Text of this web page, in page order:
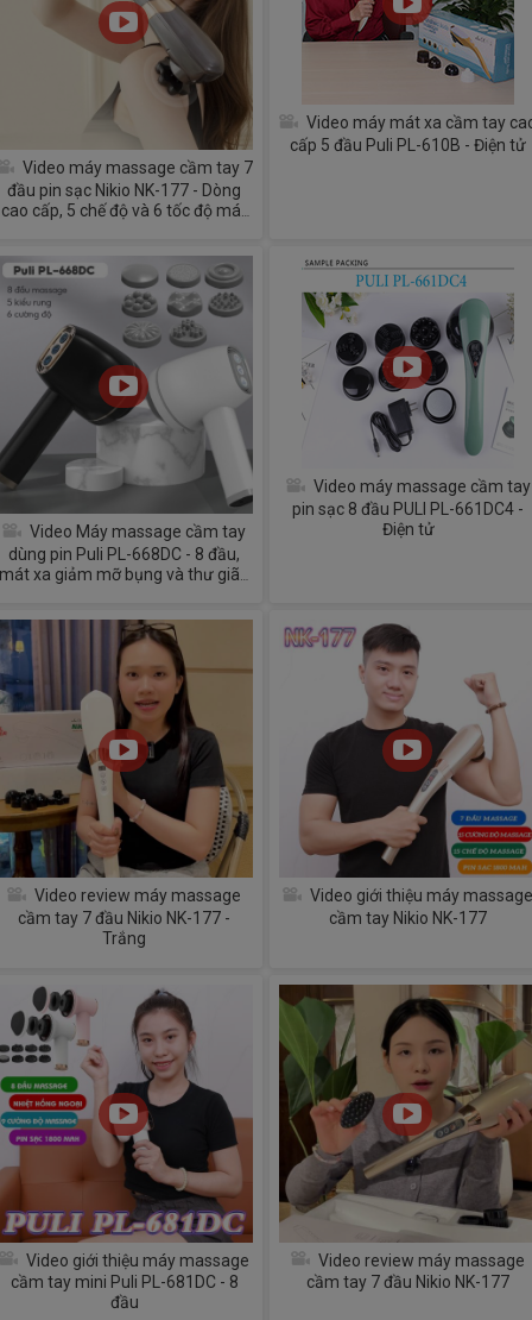
Video máy massage cầm tay 7
đầu pin sạc Nikio NK-177 - Dòng
cao cấp, 5 chế độ và 6 tốc độ mát
Video máy mát xa cầm tay
cấp 5 đầu Puli PL-610B - Điện tử
Video Máy massage cầm tay
dùng pin Puli PL-668DC - 8 đầu,
mát xa giảm mỡ bụng và thư giãn
Video máy massage cầm tay
pin sạc 8 đầu PULI PL-661DC4 -
Điện tử
Video review máy massage
cầm tay 7 đầu Nikio NK-177 -
Trắng
Video giới thiệu máy massage
cầm tay Nikio NK-177
Video giới thiệu máy massage
cầm tay mini Puli PL-681DC - 8
đầu
Video review máy massage
cầm tay 7 đầu Nikio NK-177